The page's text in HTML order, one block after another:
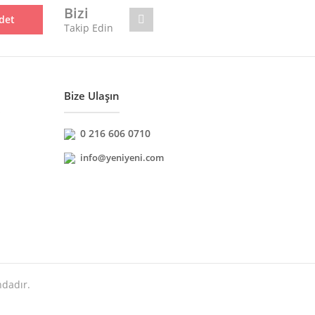
Bizi
Takip Edin
Bize Ulaşın
0 216 606 0710
info@yeniyeni.com